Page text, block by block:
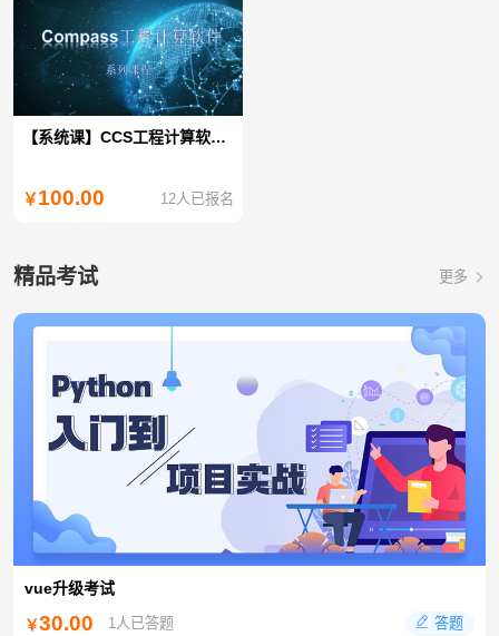
【系统课】CCS工程计算软件使用与操作(河船)
￥100.00 12人已报名
精品考试 更多
vue升级考试
￥30.00 1人已答题 答题